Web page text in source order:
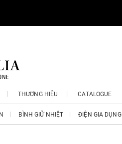
THƯƠNG HIỆU CATALOGUE
BÌNH GIỮ NHIỆT ĐIỆN GIA DỤNG